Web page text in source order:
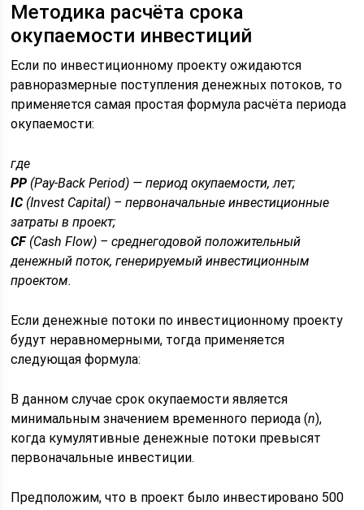
Методика расчёта срока
окупаемости инвестиций
Если по инвестиционному проекту ожидаются
равноразмерные поступления денежных потоков, то
применяется самая простая формула расчёта периода
окупаемости:
где
PP (Pay-Back Period) — период окупаемости, лет;
IC (Invest Capital) – первоначальные инвестиционные
затраты в проект;
CF(Cash Flow) – среднегодовой положительный
денежный поток, генерируемый инвестиционным
проектом.
Если денежные потоки по инвестиционному проекту
будут неравномерными, тогда применяется
следующая формула:
В данном случае срок окупаемости является
минимальным значением временного периода (n),
когда кумулятивные денежные потоки превысят
первоначальные инвестиции.
Предположим, что в проект было инвестировано 500